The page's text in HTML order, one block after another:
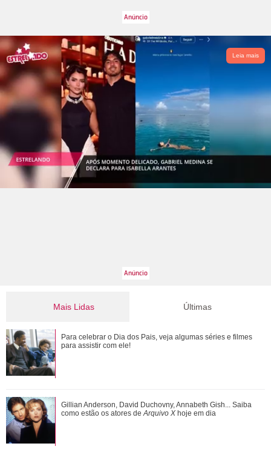
Leia mais
Mais Lidas
Gulnaz muda de ideia sobre Omer e o convida para um chá.
Veja o resumo dos capítulos de Cor...
Adriana manda Iuri procurar o anel de Arthur. Veja o resumo
dos capítulos de Quem Ama Cuida
Últimas
Para celebrar o Dia dos Pais, veja algumas séries e filmes
para assistir com ele!
Gillian Anderson, David Duchovny, Annabeth Gish... Saiba
como estão os atores de Arquivo X hoje em dia